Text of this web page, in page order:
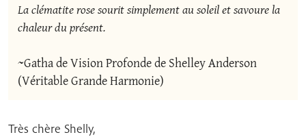
La clématite rose sourit simplement au soleil et savoure la
chaleur du présent.
~Gatha de Vision Profonde de Shelley Anderson
(Véritable Grande Harmonie)
Très chère Shelly,